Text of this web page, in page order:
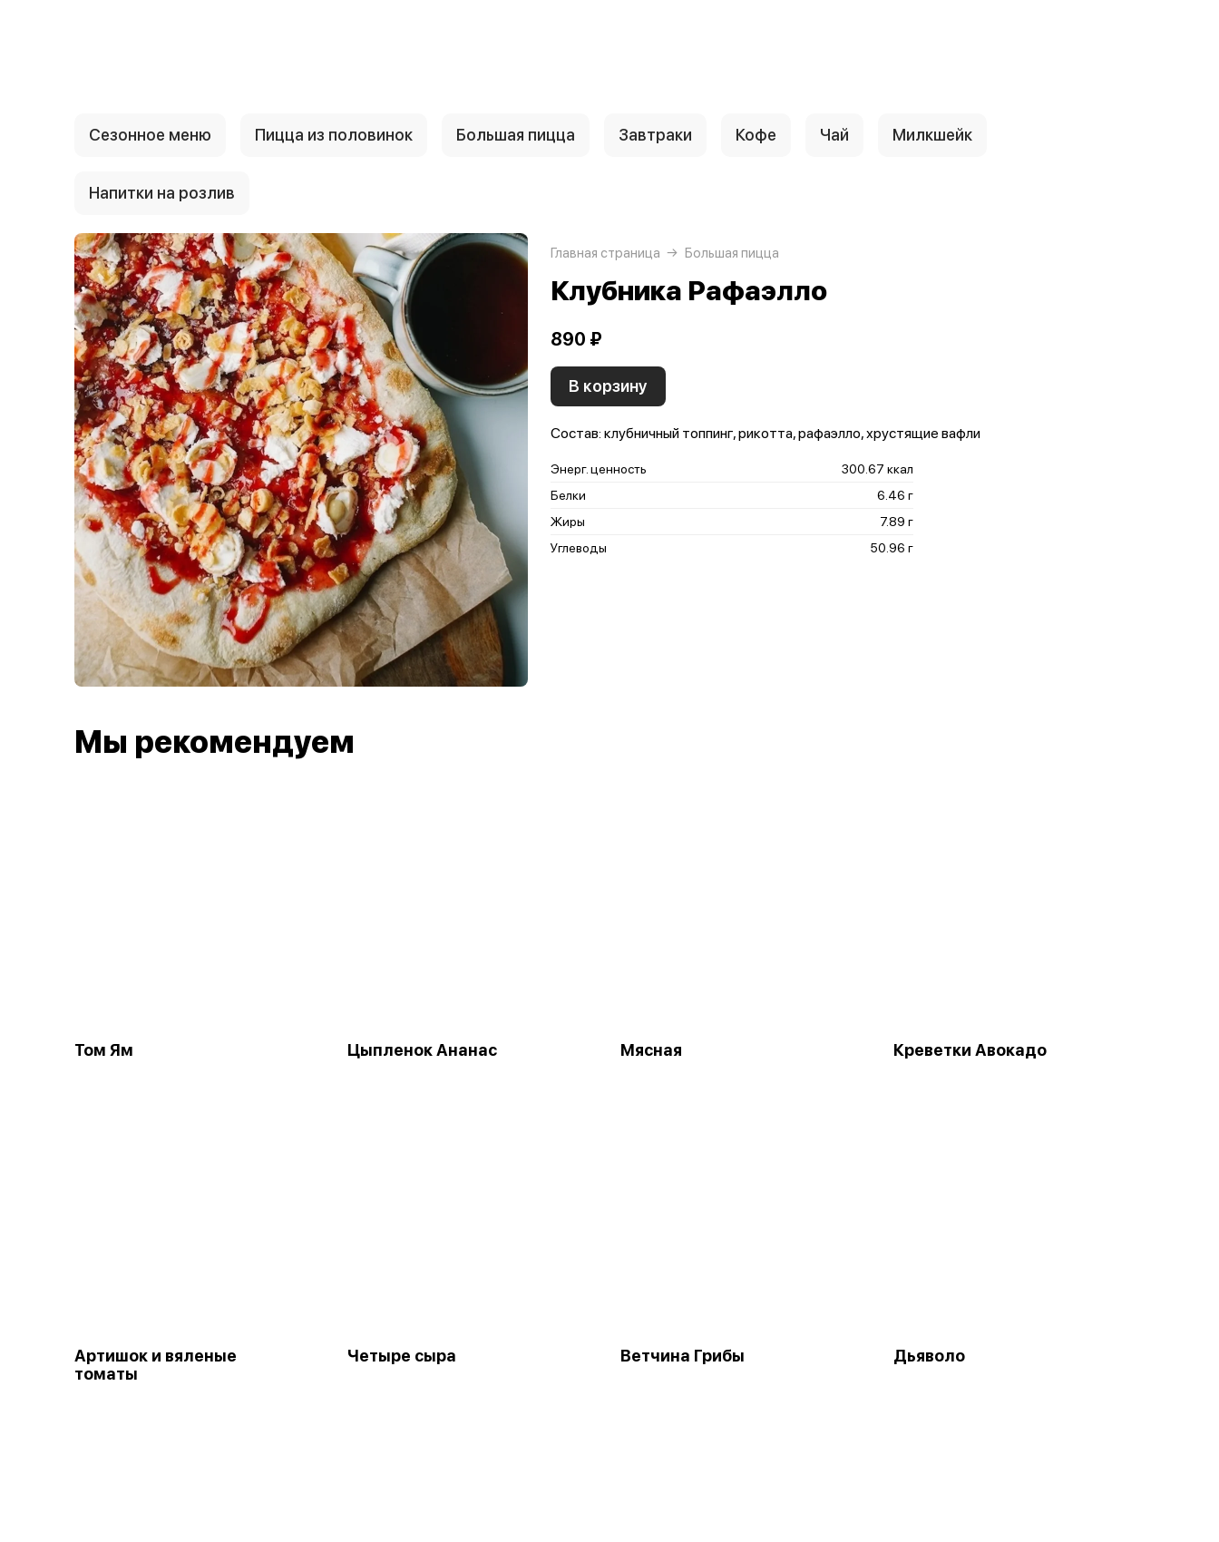
Сезонное меню Пицца из половинок Большая пицца Завтраки Кофе Чай Милкшейк
Напитки на розлив
Главная страница Большая пицца
Клубника Рафаэлло
890 ₽
В корзину
Состав: клубничный топпинг, рикотта, рафаэлло, хрустящие вафли
Энерг. ценность
300.67 ккал
Белки
6.46 г
Жиры
7.89 г
Углеводы
50.96 г
Мы рекомендуем
Том Ям Цыпленок Ананас Мясная Креветки Авокадо
Артишок и вяленые
томаты
Четыре сыра Ветчина Грибы Дьяволо